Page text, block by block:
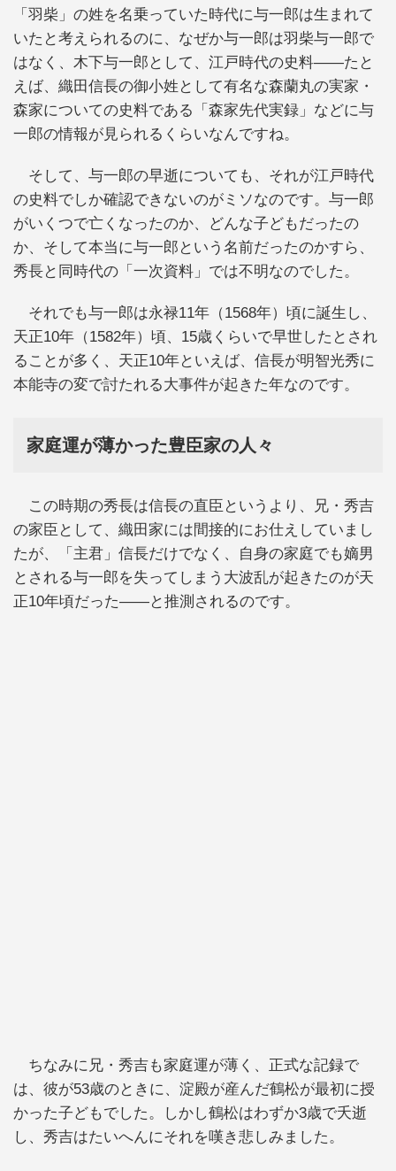
「羽柴」の姓を名乗っていた時代に与一郎は生まれて
いたと考えられるのに、なぜか与一郎は羽柴与一郎で
はなく、木下与一郎として、江戸時代の史料――たと
えば、織田信長の御小姓として有名な森蘭丸の実家・
森家についての史料である「森家先代実録」などに与
一郎の情報が見られるくらいなんですね。
そして、与一郎の早逝についても、それが江戸時代
の史料でしか確認できないのがミソなのです。与一郎
がいくつで亡くなったのか、どんな子どもだったの
か、そして本当に与一郎という名前だったのかすら、
秀長と同時代の「一次資料」では不明なのでした。
それでも与一郎は永禄11年（1568年）頃に誕生し、
天正10年（1582年）頃、15歳くらいで早世したとされ
ることが多く、天正10年といえば、信長が明智光秀に
本能寺の変で討たれる大事件が起きた年なのです。
家庭運が薄かった豊臣家の人々
この時期の秀長は信長の直臣というより、兄・秀吉
の家臣として、織田家には間接的にお仕えしていまし
たが、「主君」信長だけでなく、自身の家庭でも嫡男
とされる与一郎を失ってしまう大波乱が起きたのが天
正10年頃だった――と推測されるのです。
ちなみに兄・秀吉も家庭運が薄く、正式な記録で
は、彼が53歳のときに、淀殿が産んだ鶴松が最初に授
かった子どもでした。しかし鶴松はわずか3歳で夭逝
し、秀吉はたいへんにそれを嘆き悲しみました。